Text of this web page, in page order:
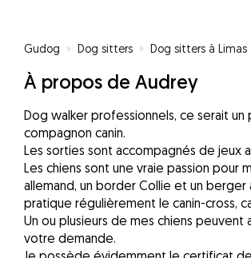
Gudog » Dog sitters » Dog sitters à Limas
À propos de Audrey
Dog walker professionnels, ce serait
compagnon canin.
Les sorties sont accompagnés de jeux
Les chiens sont une vraie passion pour
allemand, un border Collie et un
pratique régulièrement le canin-cross,
Un ou plusieurs de mes chiens
votre demande.